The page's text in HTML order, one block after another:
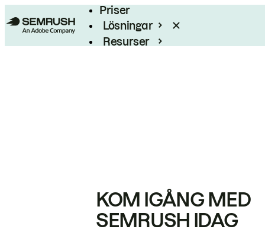
Priser
Lösningar
Resurser
KOM IGÅNG MED
SEMRUSH IDAG